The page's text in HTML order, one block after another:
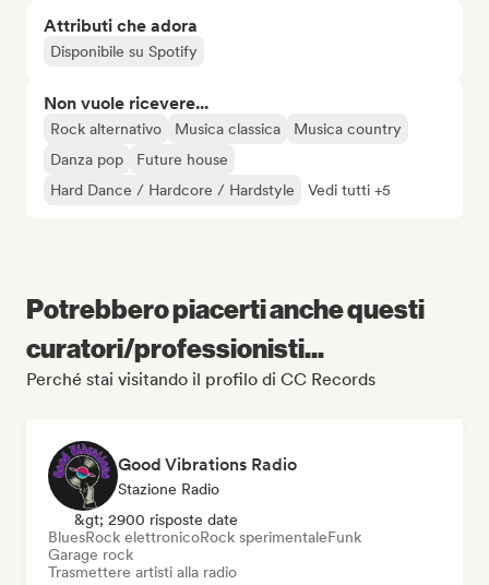
Attributi che adora
Disponibile su Spotify
Non vuole ricevere...
Rock alternativo Musica classica
Musica country
Danza pop
Future house
Hard Dance / Hardcore / Hardstyle
Vedi tutti +5
Potrebbero piacerti anche questi
curatori/professionisti...
Perché stai visitando il profilo di CC Records
Good Vibrations Radio
Stazione Radio
&gt; 2900 risposte date
BluesRock elettronicoRock sperimentaleFunk
Garage rock
Trasmettere artisti alla radio